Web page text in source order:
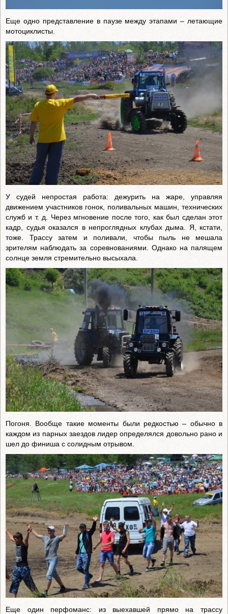
Еще одно представление в паузе между этапами – летающие
мотоциклисты.
У судей непростая работа: дежурить на жаре, управляя
движением участников гонок, поливальных машин, технических
служб и т. д. Через мгновение после того, как был сделан этот
кадр, судья оказался в непроглядных клубах дыма. Я, кстати,
тоже. Трассу затем и поливали, чтобы пыль не мешала
зрителям наблюдать за соревнованиями. Однако на палящем
солнце земля стремительно высыхала.
Погоня. Вообще такие моменты были редкостью – обычно в
каждом из парных заездов лидер определялся довольно рано и
шел до финиша с солидным отрывом.
Еще один перфоманс: из выехавшей прямо на трассу